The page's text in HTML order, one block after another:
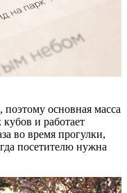
поэтому основная масса
и работает
во время прогулки,
посетителю нужна